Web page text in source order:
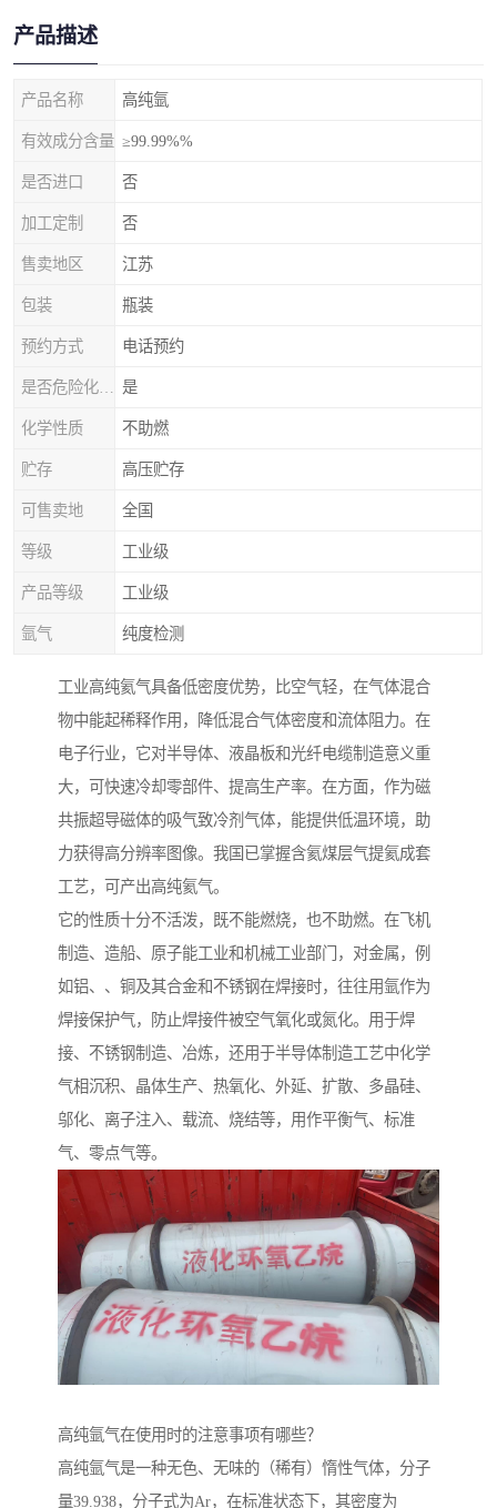
产品描述
产品名称 高纯氩
有效成分含量 ≥99.99%%
是否进口 否
加工定制 否
售卖地区 江苏
包装 瓶装
预约方式 电话预约
是
化学性质 不助燃
贮存 高压贮存
可售卖地 全国
等级 工业级
产品等级 工业级
氩气 纯度检测
工业高纯氦气具备低密度优势，比空气轻，在气体混合
物中能起稀释作用，降低混合气体密度和流体阻力。在
电子行业，它对半导体、液晶板和光纤电缆制造意义重
大，可快速冷却零部件、提高生产率。在方面，作为磁
共振超导磁体的吸气致冷剂气体，能提供低温环境，助
力获得高分辨率图像。我国已掌握含氦煤层气提氦成套
工艺，可产出高纯氦气。
它的性质十分不活泼，既不能燃烧，也不助燃。在飞机
制造、造船、原子能工业和机械工业部门，对金属，例
如铝、、铜及其合金和不锈钢在焊接时，往往用氩作为
焊接保护气，防止焊接件被空气氧化或氮化。用于焊
接、不锈钢制造、冶炼，还用于半导体制造工艺中化学
气相沉积、晶体生产、热氧化、外延、扩散、多晶硅、
邬化、离子注入、载流、烧结等，用作平衡气、标准
气、零点气等。
高纯氩气在使用时的注意事项有哪些？
高纯氩气是一种无色、无味的（稀有）惰性气体，分子
量39.938，分子式为Ar，在标准状态下，其密度为